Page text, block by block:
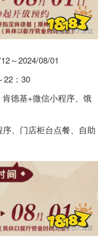
～2024/08/01
22：30
德基+微信小程序、饿
、门店柜台点餐、自助